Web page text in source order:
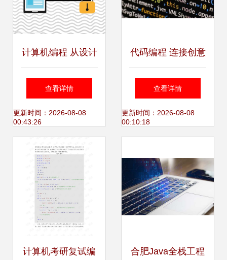
计算机编程 从设计
到实现的思维艺术
查看详情
更新时间：2026-08-08
00:43:26
代码编程 连接创意
与数字世界的桥梁
查看详情
更新时间：2026-08-08
00:10:18
计算机考研复试编 合肥Java全栈工程